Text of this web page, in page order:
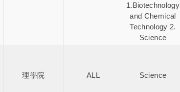
1.Biotechnology
and Chemical
Technology 2.
Science
理學院 ALL Science